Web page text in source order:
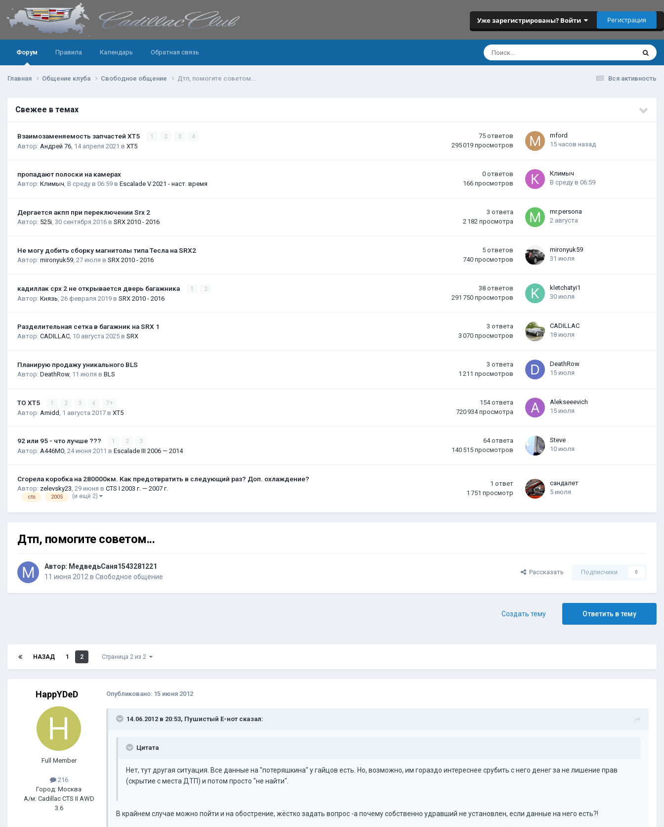
Уже зарегистрированы? Войти Регистрация
Форум Правила Календарь Обратная связь
Вся активность
Главная Общение клуба Свободное общение Дтп, помогите советом...
Свежее в темах
Взаимозаменяемость запчастей XT5 1 2 3 4
Автор: Андрей 76 14 апреля 2021 в XT5
75 ответов
295 019 просмотров
mford
15 часов назад
пропадают полоски на камерах
Автор: Климыч В среду в 06:59 в Escalade V 2021 - наст. время
0 ответов
166 просмотров
Климыч
В среду в 06:59
Дергается акпп при переключении Srx 2
Автор: 525i 30 сентября 2016 в SRX 2010 - 2016
3 ответа
2 182 просмотра
mr.persona
2 августа
Не могу добить сборку магнитолы типа Тесла на SRX2
Автор: mironyuk59 27 июля в SRX 2010 - 2016
5 ответов
740 просмотров
mironyuk59
31 июля
кадиллак срх 2 не открывается дверь багажника 1 2
Автор: Князь 26 февраля 2019 в SRX 2010 - 2016
38 ответов
291 750 просмотров
kletchatyi1
30 июля
Разделительная сетка в багажник на SRX 1
Автор: CADILLAC 10 августа 2025 в SRX
3 ответа
3 070 просмотров
CADILLAC
18 июля
Планирую продажу уникального BLS
Автор: DeathRow, 11 июля в BLS
3 ответа
1 211 просмотров
DeathRow
15 июля
ТО XT5 1 2 3 4 7
Автор: Amidd 1 августа 2017 в XT5
154 ответа
720 934 просмотра
Alekseeevich
15 июля
92 или 95 - что лучше ??? 1 2 3
Автор: A446MO 24 июня 2011 в Escalade III 2006 — 2014
64 ответа
140 515 просмотров
Steve
10 июля
Сгорела коробка на 280000км. Как предотвратить в следующий раз? Доп. охлаждение?
Автор: zelevsky23 29 июня в CTS I 2003 г. — 2007 г.
cts 2005 (и ещё 2)
1 ответ
1 751 просмотр
сандалет
5 июля
Дтп, помогите советом...
Автор: МедведьСаня1543281221
11 июня 2012 в Свободное общение
Рассказать Подписчики 0
Ответить в тему
Создать тему
НАЗАД 1 2 Страница 2 из 2
HappYDeD
Full Member
216
Город: Москва
А/м: Cadillac CTS II AWD
3.6
Опубликовано: 15 июня 2012
14.06.2012 в 20:53, Пушистый Е-нот сказал:
Цитата
Нет, тут другая ситуация. Все данные на "потеряшкина" у гайцов есть. Но, возможно, им гораздо интереснее срубить с него денег за не лишение прав
(скрытие с места ДТП) и потом просто "не найти".
В крайнем случае можно пойти и на обострение, жёстко задать вопрос -а почему собственно удравший не установлен, если данные на него есть?!